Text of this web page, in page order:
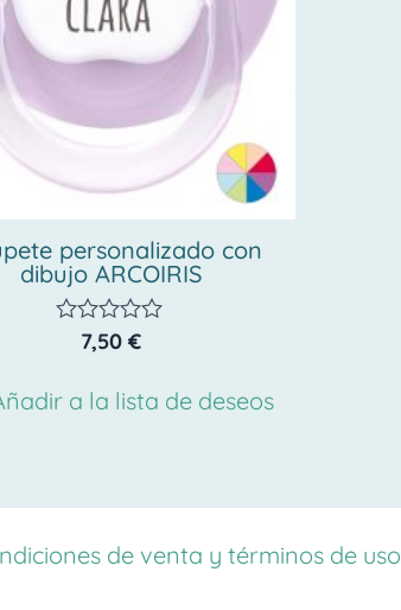
personalizado con
dibujo ARCOIRIS
Valorado
de
7,50 €
a la lista de deseos
de venta y términos de uso